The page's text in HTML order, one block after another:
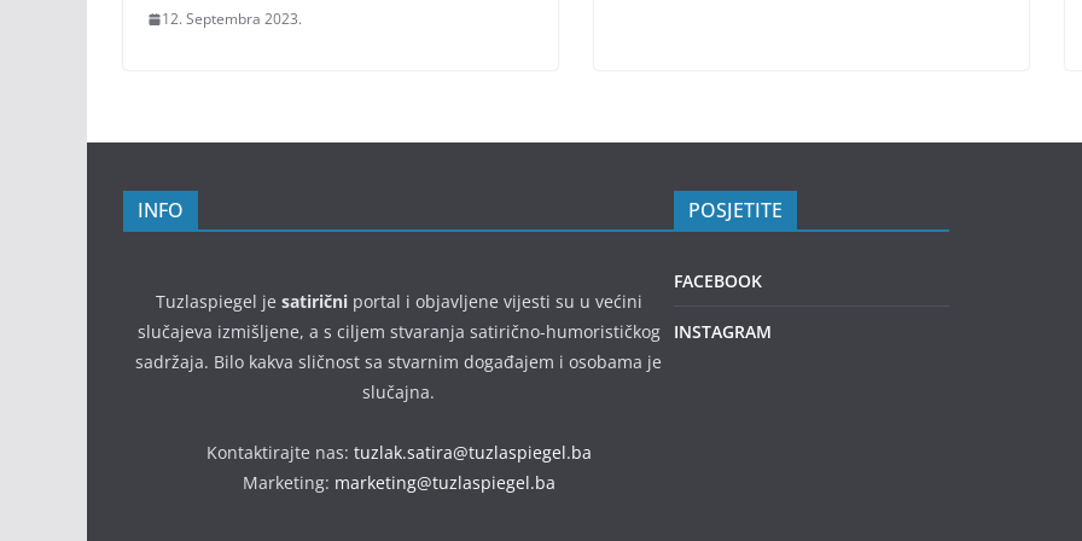
12. Septembra 2023.
INFO
Tuzlaspiegel je satiričniportal i objavljene vijesti su u većini
slučajeva izmišljene, a s ciljem stvaranja satirično-humorističkog
sadržaja. Bilo kakva sličnost sa stvarnim događajem i osobama je
slučajna.
Kontaktirajte nas: tuzlak.satira@tuzlaspiegel.ba
Marketing: marketing@tuzlaspiegel.ba
POSJETITE
FACEBOOK
INSTAGRAM